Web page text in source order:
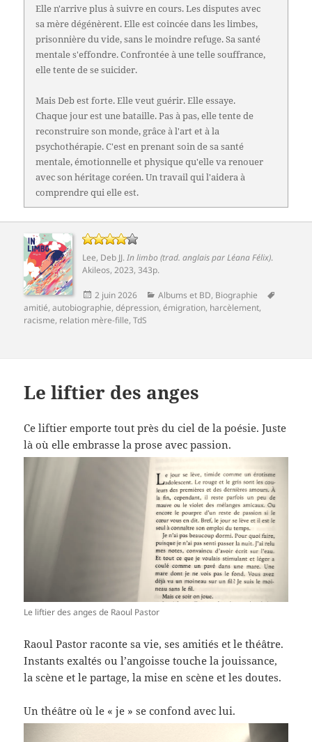
Elle n'arrive plus à suivre en cours. Les disputes avec
sa mère dégénèrent. Elle est coincée dans les limbes,
prisonnière du vide, sans le moindre refuge. Sa santé
mentale s'effondre. Confrontée à une telle souffrance,
elle tente de se suicider.
Mais Deb est forte. Elle veut guérir. Elle essaye.
Chaque jour est une bataille. Pas à pas, elle tente de
reconstruire son monde, grâce à l'art et à la
psychothérapie. C'est en prenant soin de sa santé
mentale, émotionnelle et physique qu'elle va renouer
avec son héritage coréen. Un travail qui l'aidera à
comprendre qui elle est.
Lee, Deb JJ.In limbo (trad. anglais par Léana Félix).
Akileos, 2023, 343p.
Publié
le
2 juin 2026 Catégories
Albums et BD, Biographie
amitié,autobiographie,dépression,émigration, harcèlement,
racisme, relation mère-fille,TdS
Le liftier des anges
Ce liftier emporte tout près du ciel de la poésie. Juste
là où elle embrasse la prose avec passion.
Le liftier des anges de Raoul Pastor
Raoul Pastor raconte sa vie, ses amitiés et le théâtre.
Instants exaltés ou l’angoisse touche la jouissance,
la scène et le partage, la mise en scène et les doutes.
Un théâtre où le « je » se confond avec lui.